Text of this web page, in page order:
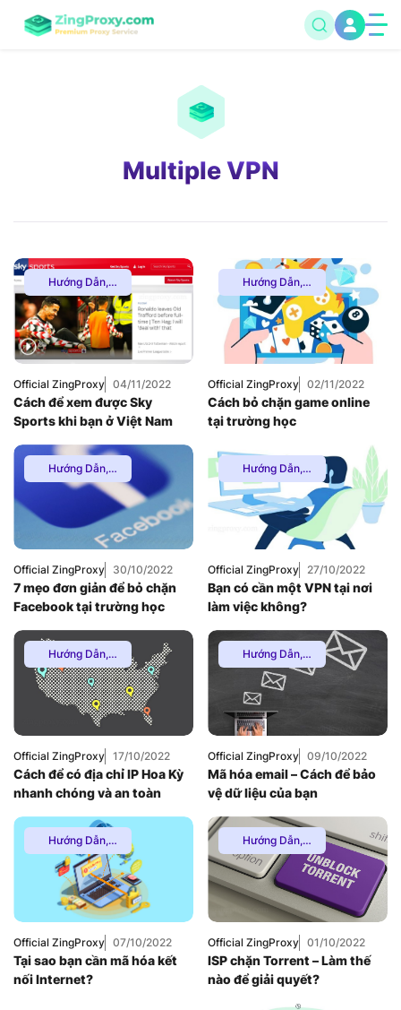
Multiple VPN
Hướng Dẫn,
Multiple VPN,Thuê
Proxy Nước Ngoài,
Thuê Proxy US,
Uncategorized
Official ZingProxy 04/11/2022
Cách để xem được Sky
Sports khi bạn ở Việt Nam
Hướng Dẫn,
Multiple VPN,Thuê
Proxy Nước Ngoài,
Thuê Proxy US,
Thuê Proxy Việt
Nam,
Uncategorized
Official ZingProxy 02/11/2022
Cách bỏ chặn game online
tại trường học
Hướng Dẫn,
Multiple VPN,Thuê
Proxy Nước Ngoài,
Thuê Proxy US,
Thuê Proxy Việt
Nam,
Uncategorized
Official ZingProxy 30/10/2022
7 mẹo đơn giản để bỏ chặn
Facebook tại trường học
Hướng Dẫn,
Multiple VPN,
Uncategorized
Official ZingProxy 27/10/2022
Bạn có cần một VPN tại nơi
làm việc không?
Hướng Dẫn,
Multiple VPN,Thuê
Proxy Nước Ngoài,
Thuê Proxy US,
Uncategorized
Official ZingProxy 17/10/2022
Cách để có địa chỉ IP Hoa Kỳ
nhanh chóng và an toàn
Hướng Dẫn,
Multiple VPN,Thuê
Proxy Nước Ngoài
Thuê Proxy US
Thuê Proxy Việt
Nam,
Uncategorized
Official ZingProxy 09/10/2022
Mã hóa email – Cách để bảo
vệ dữ liệu của bạn
Hướng Dẫn,
Multiple VPN,Thuê
Proxy Nước Ngoài,
Thuê Proxy US,
Thuê Proxy Việt
Nam,
Uncategorized
Official ZingProxy 07/10/2022
Tại sao bạn cần mã hóa kết
nối Internet?
Hướng Dẫn,
Multiple VPN,Thuê
Proxy Nước Ngoài,
Thuê Proxy US
Thuê Proxy Việt
Nam
Official ZingProxy 01/10/2022
ISP chặn Torrent – Làm thế
nào để giải quyết?